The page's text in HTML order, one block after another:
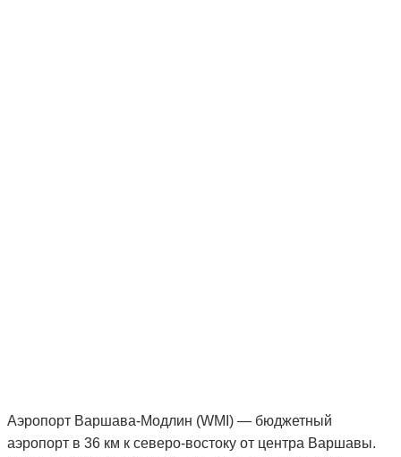
Аэропорт Варшава-Модлин (WMI) — бюджетный
аэропорт в 36 км к северо-востоку от центра Варшавы.